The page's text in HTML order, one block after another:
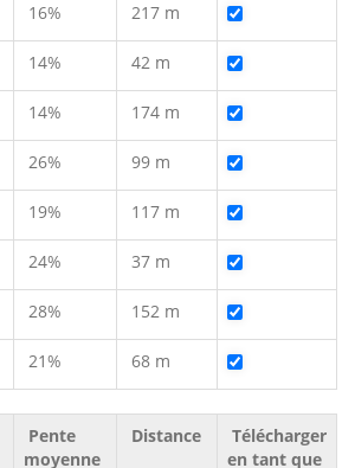
16% 217 m
14% 42 m
14% 174 m
26% 99 m
19% 117 m
24% 37 m
28% 152 m
21% 68 m
Pente
moyenne
Distance
Télécharger
en tant que